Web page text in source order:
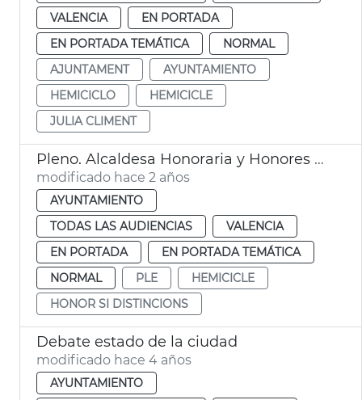
VALENCIA
EN PORTADA
EN PORTADA TEMÁTICA
NORMAL
AJUNTAMENT
AYUNTAMIENTO
HEMICICLO
HEMICICLE
JULIA CLIMENT
Pleno. Alcaldesa Honoraria y Honores y Distinciones del Ayuntamiento
modificado hace 2 años
AYUNTAMIENTO
TODAS LAS AUDIENCIAS
VALENCIA
EN PORTADA
EN PORTADA TEMÁTICA
NORMAL
PLE
HEMICICLE
HONOR SI DISTINCIONS
Debate estado de la ciudad
modificado hace 4 años
AYUNTAMIENTO